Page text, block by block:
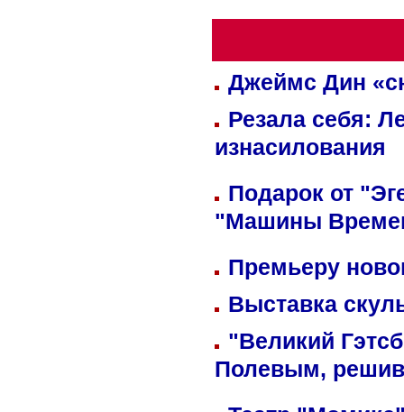
Джеймс Дин
Резала себя:
изнасилования
Подарок от
"Машины
Премьеру
Выставка
"Великий
Полевым,